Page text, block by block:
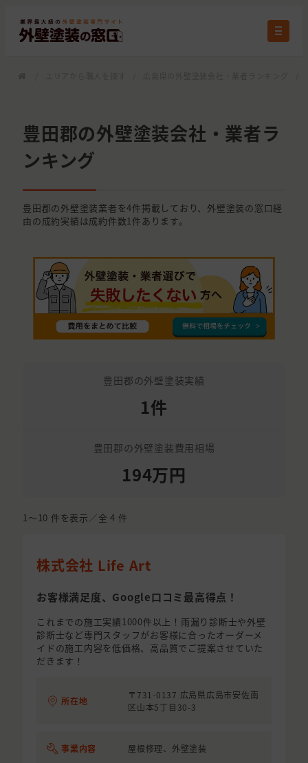
豊田郡の外壁塗装会社・業者ラ
ンキング
豊田郡の外壁塗装業者を4件掲載しており、外壁塗装の窓口経
由の成約実績は成約件数1件あります。
豊田郡の外壁塗装実績
1件
豊田郡の外壁塗装費用相場
194万円
1〜10 件を表示／全 4 件
株式会社 Life Art
お客様満足度、Google口コミ最高得点！
これまでの施工実績1000件以上！雨漏り診断士や外壁
診断士など専門スタッフがお客様に合ったオーダーメ
イドの施工内容を低価格、高品質でご提案させていた
だきます！
所在地
〒731-0137 広島県広島市安佐南
区山本5丁目30-3
事業内容 屋根修理、外壁塗装